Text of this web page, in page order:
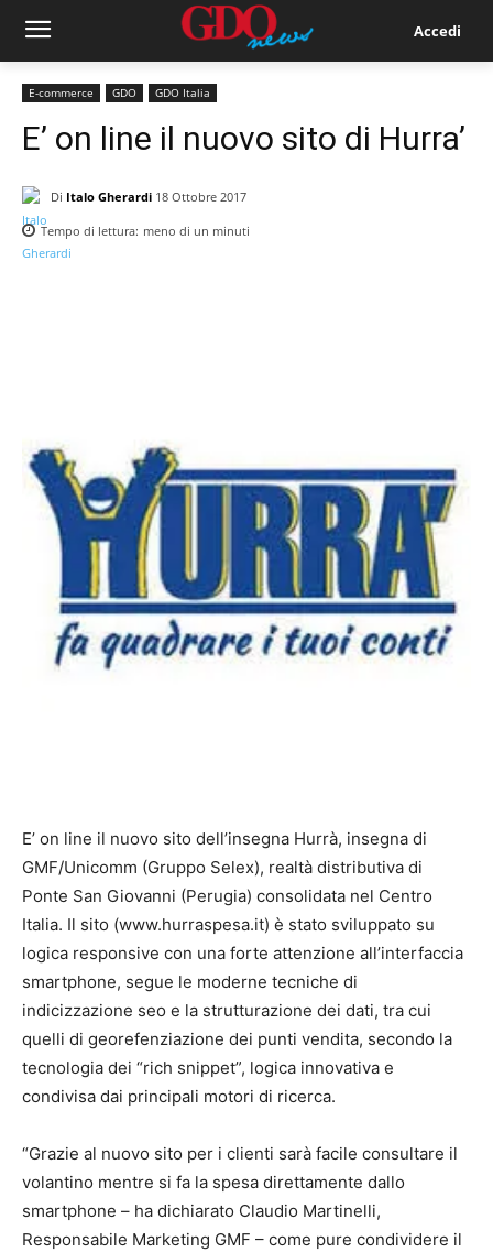
Accedi
E-commerce GDO GDO Italia
E’ on line il nuovo sito di Hurra’
Di Italo Gherardi 18 Ottobre 2017
Tempo di lettura: meno di un minuti
E’ on line il nuovo sito dell’insegna Hurrà, insegna di
GMF/Unicomm (Gruppo Selex), realtà distributiva di
Ponte San Giovanni (Perugia) consolidata nel Centro
Italia. Il sito (www.hurraspesa.it) è stato sviluppato su
logica responsive con una forte attenzione all’interfaccia
smartphone, segue le moderne tecniche di
indicizzazione seo e la strutturazione dei dati, tra cui
quelli di georefenziazione dei punti vendita, secondo la
tecnologia dei “rich snippet”, logica innovativa e
condivisa dai principali motori di ricerca.
“Grazie al nuovo sito per i clienti sarà facile consultare il
volantino mentre si fa la spesa direttamente dallo
smartphone – ha dichiarato Claudio Martinelli,
Responsabile Marketing GMF – come pure condividere il